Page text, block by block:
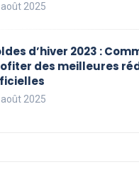
2025
d’hiver 2023 :
des meilleures
2025